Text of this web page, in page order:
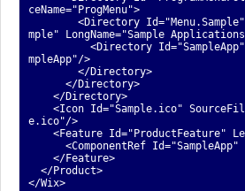
ceName="ProgMenu">
<Directory Id="Menu.Sample"
mple" LongName="Sample
<Directory Id="SampleApp"
mpleApp"/>
</Directory>
</Directory>
</Directory>
<Icon Id="Sample.ico"
e.ico"/>
<Feature Id="ProductFeature"
<ComponentRef Id="SampleApp"
</Feature>
</Product>
</Wix>